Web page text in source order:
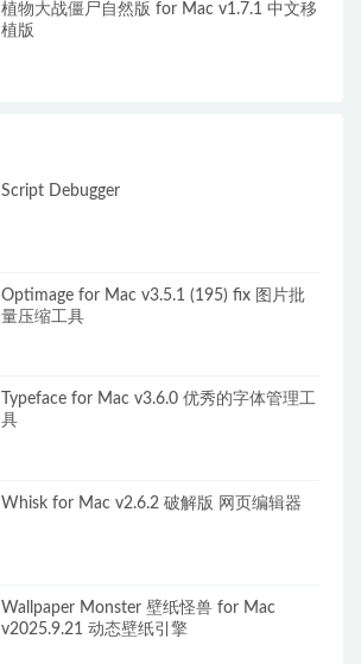
植物大战僵尸自然版 for Mac v1.7.1 中文移
植版
Script Debugger
Optimage for Mac v3.5.1 (195) fix 图片批
量压缩工具
Typeface for Mac v3.6.0 优秀的字体管理工
具
Whisk for Mac v2.6.2 破解版 网页编辑器
Wallpaper Monster 壁纸怪兽 for Mac
v2025.9.21 动态壁纸引擎